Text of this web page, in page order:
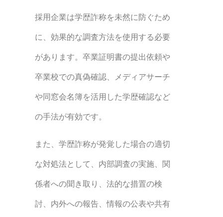
採用企業は学歴詐称を未然に防ぐため
に、効果的な調査方法を使用する必要
があります。卒業証明書の提出依頼や
卒業校での真偽確認、メディアサーチ
や同窓会名簿を活用した学歴確認など
の手法が有効です。
また、学歴詐称が発覚した場合の適切
な対処法として、内部調査の実施、関
係者への聞き取り、法的な措置の検
討、内外への報告、情報の公表や共有